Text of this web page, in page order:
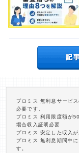
プロミス 無利息サービ
必要です。
プロミス 利用限度額が
場合収入証明必要
プロミス 安定した収入
プロミス 無利息期間中
す。